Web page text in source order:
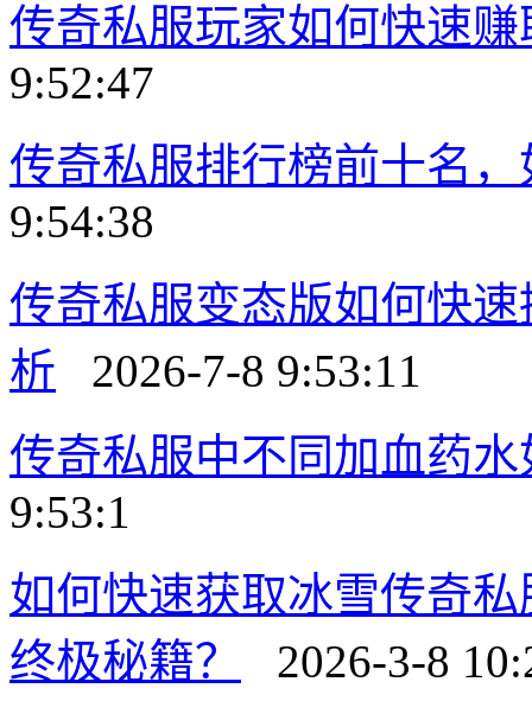
传奇私服玩家如何快速
9:52:47
传奇私服排行榜前十名
9:54:38
传奇私服变态版如何快
析 2026-7-8 9:53:11
传奇私服中不同加血药
9:53:1
如何快速获取冰雪传奇
终极秘籍？
2026-3-8